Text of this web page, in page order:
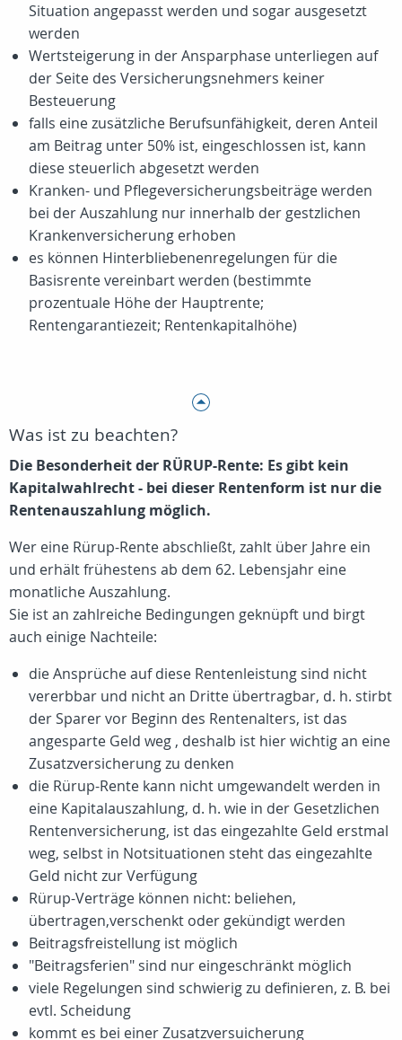
Situation angepasst werden und sogar ausgesetzt
werden
Wertsteigerung in der Ansparphase unterliegen auf
der Seite des Versicherungsnehmers keiner
Besteuerung
falls eine zusätzliche Berufsunfähigkeit, deren Anteil
am Beitrag unter 50% ist, eingeschlossen ist, kann
diese steuerlich abgesetzt werden
Kranken- und Pflegeversicherungsbeiträge werden
bei der Auszahlung nur innerhalb der gestzlichen
Krankenversicherung erhoben
es können Hinterbliebenenregelungen für die
Basisrente vereinbart werden (bestimmte
prozentuale Höhe der Hauptrente;
Rentengarantiezeit; Rentenkapitalhöhe)
Was ist zu beachten?
Die Besonderheit der RÜRUP-Rente: Es gibt kein
Kapitalwahlrecht - bei dieser Rentenform ist nur die
Rentenauszahlung möglich.
Wer eine Rürup-Rente abschließt, zahlt über Jahre ein
und erhält frühestens ab dem 62. Lebensjahr eine
monatliche Auszahlung.
Sie ist an zahlreiche Bedingungen geknüpft und birgt
auch einige Nachteile:
die Ansprüche auf diese Rentenleistung sind nicht
vererbbar und nicht an Dritte übertragbar, d. h. stirbt
der Sparer vor Beginn des Rentenalters, ist das
angesparte Geld weg , deshalb ist hier wichtig an eine
Zusatzversicherung zu denken
die Rürup-Rente kann nicht umgewandelt werden in
eine Kapitalauszahlung, d. h. wie in der Gesetzlichen
Rentenversicherung, ist das eingezahlte Geld erstmal
weg, selbst in Notsituationen steht das eingezahlte
Geld nicht zur Verfügung
Rürup-Verträge können nicht: beliehen,
übertragen,verschenkt oder gekündigt werden
Beitragsfreistellung ist möglich
"Beitragsferien" sind nur eingeschränkt möglich
viele Regelungen sind schwierig zu definieren, z. B. bei
evtl. Scheidung
kommt es bei einer Zusatzversuicherung